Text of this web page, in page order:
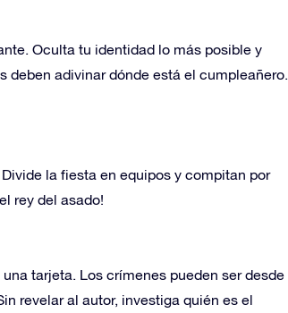
Oculta tu identidad lo más posible y
adivinar dónde está el cumpleañero.
la fiesta en equipos y compitan por
rey del asado!
tarjeta. Los crímenes pueden ser desde
revelar al autor, investiga quién es el